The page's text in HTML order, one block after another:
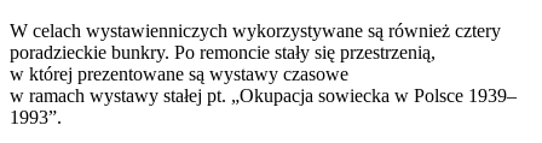
W celach wystawienniczych wykorzystywane są również cztery
poradzieckie bunkry. Po remoncie stały się przestrzenią,
w której prezentowane są wystawy czasowe
w ramach wystawy stałej pt. „Okupacja sowiecka w Polsce 1939–
1993”.